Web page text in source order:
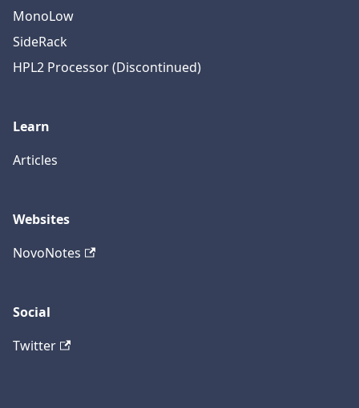
MonoLow
SideRack
HPL2 Processor (Discontinued)
Learn
Articles
Websites
NovoNotes
Social
Twitter